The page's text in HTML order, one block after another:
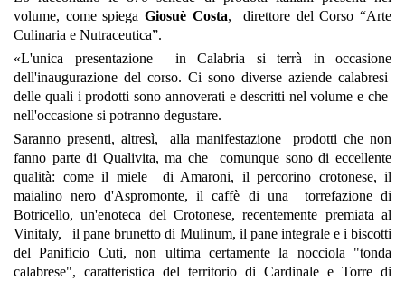
volume, come spiega Giosuè Costa, direttore del Corso “Arte
Culinaria e Nutraceutica”.
«L'unica presentazione in Calabria si terrà in occasione
dell'inaugurazione del corso. Ci sono diverse aziende calabresi
delle quali i prodotti sono annoverati e descritti nel volume e che
nell'occasione si potranno degustare.
Saranno presenti, altresì, alla manifestazione prodotti che non
fanno parte di Qualivita, ma che comunque sono di eccellente
qualità: come il miele di Amaroni, il percorino crotonese, il
maialino nero d'Aspromonte, il caffè di una torrefazione di
Botricello, un'enoteca del Crotonese, recentemente premiata al
Vinitaly, il pane brunetto di Mulinum, il pane integrale e i biscotti
del Panificio Cuti, non ultima certamente la nocciola "tonda
calabrese", caratteristica del territorio di Cardinale e Torre di